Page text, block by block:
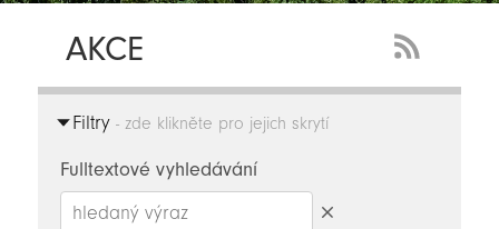
AKCE
Feed
Filtry- zde klikněte pro jejich skrytí
Fulltextové vyhledávání